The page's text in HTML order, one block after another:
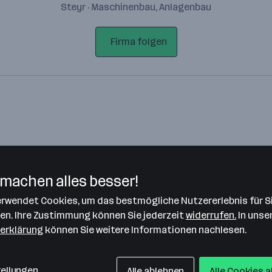
Steyr · Maschinenbau, Anlagenbau
Firma folgen
Bitte stimme unseren Cookie-
Richtlinien zu, um diese Karte
anzuzeigen.
Zustimmung geben
alles besser!
Cookies, um das bestmögliche Nutzererlebnis für
Ihre Zustimmung können Sie jederzeit widerrufen. In
können Sie weitere Informationen nachlesen.